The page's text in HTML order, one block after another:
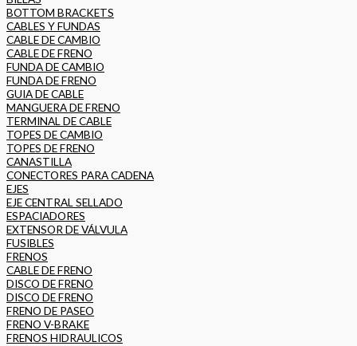
BOTTOM BRACKETS
CABLES Y FUNDAS
CABLE DE CAMBIO
CABLE DE FRENO
FUNDA DE CAMBIO
FUNDA DE FRENO
GUIA DE CABLE
MANGUERA DE FRENO
TERMINAL DE CABLE
TOPES DE CAMBIO
TOPES DE FRENO
CANASTILLA
CONECTORES PARA CADENA
EJES
EJE CENTRAL SELLADO
ESPACIADORES
EXTENSOR DE VÁLVULA
FUSIBLES
FRENOS
CABLE DE FRENO
DISCO DE FRENO
DISCO DE FRENO
FRENO DE PASEO
FRENO V-BRAKE
FRENOS HIDRAULICOS